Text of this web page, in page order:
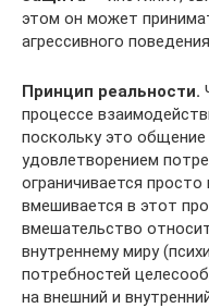
этом он может
агрессивного
Принцип реальности.
процессе
поскольку это общение
удовлетворением
ограничивается
вмешивается в этот
вмешательство
внутреннему миру
потребностей
на внешний и